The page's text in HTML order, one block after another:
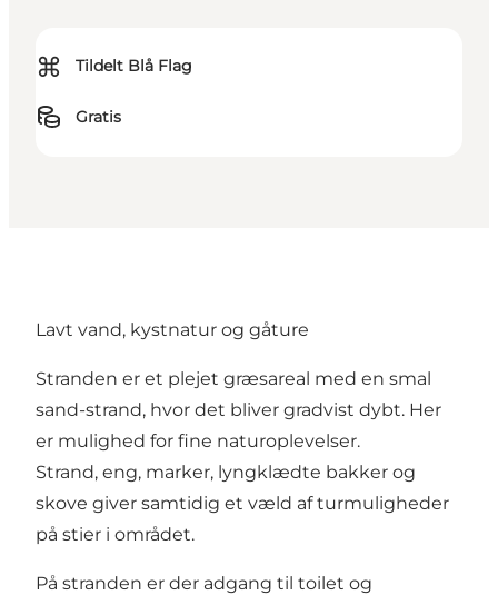
⌘ Tildelt Blå Flag
Gratis
Lavt vand, kystnatur og gåture
Stranden er et plejet græsareal med en smal
sand-strand, hvor det bliver gradvist dybt. Her
er mulighed for fine naturoplevelser.
Strand, eng, marker, lyngklædte bakker og
skove giver samtidig et væld af turmuligheder
på stier i området.
På stranden er der adgang til toilet og